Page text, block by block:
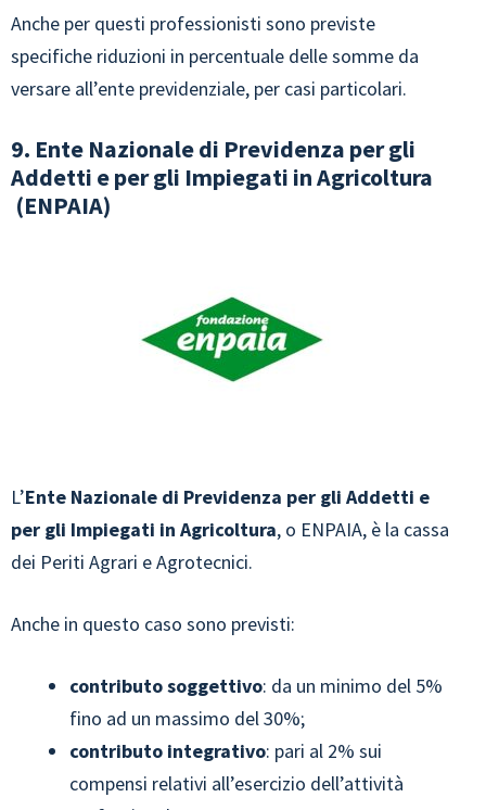
Anche per questi professionisti sono previste
specifiche riduzioni in percentuale delle somme da
versare all’ente previdenziale, per casi particolari.
9. Ente Nazionale di Previdenza per gli
Addetti e per gli Impiegati in Agricoltura
(ENPAIA)
L’Ente Nazionale di Previdenza per gli Addetti e
per gli Impiegati in Agricoltura, o ENPAIA, è la cassa
dei Periti Agrari e Agrotecnici.
Anche in questo caso sono previsti:
contributo soggettivo: da un minimo del 5%
fino ad un massimo del 30%;
contributo integrativo: pari al 2% sui
compensi relativi all’esercizio dell’attività